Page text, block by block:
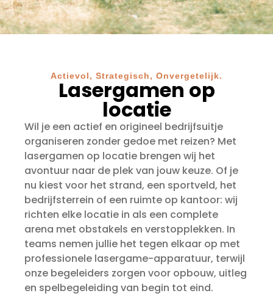
Actievol, Strategisch, Onvergetelijk.
Lasergamen op
locatie
Wil je een actief en origineel bedrijfsuitje
organiseren zonder gedoe met reizen? Met
lasergamen op locatie brengen wij het
avontuur naar de plek van jouw keuze. Of je
nu kiest voor het strand, een sportveld, het
bedrijfsterrein of een ruimte op kantoor: wij
richten elke locatie in als een complete
arena met obstakels en verstopplekken. In
teams nemen jullie het tegen elkaar op met
professionele lasergame-apparatuur, terwijl
onze begeleiders zorgen voor opbouw, uitleg
en spelbegeleiding van begin tot eind.